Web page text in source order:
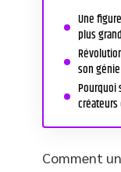
Une
plus
son
Pourquoi
Comment